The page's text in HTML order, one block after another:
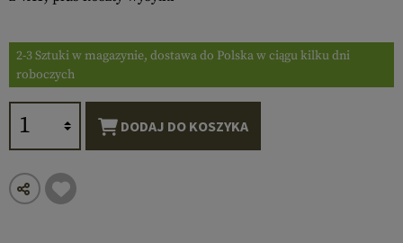
2-3 Sztuki w magazynie, dostawa do Polska w ciągu kilku dni
roboczych
DODAJ DO KOSZYKA